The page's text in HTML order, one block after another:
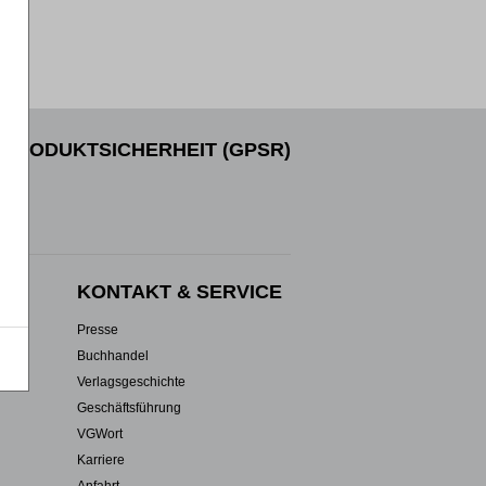
PRODUKTSICHERHEIT (GPSR)
KONTAKT & SERVICE
Presse
Buchhandel
Verlagsgeschichte
Geschäftsführung
VGWort
Karriere